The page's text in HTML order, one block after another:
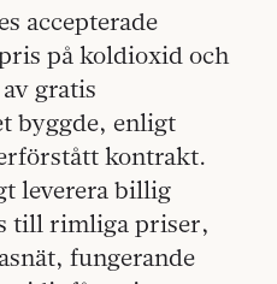
accepterade
på koldioxid och
gratis
byggde, enligt
kontrakt.
leverera billig
till rimliga priser,
fungerande